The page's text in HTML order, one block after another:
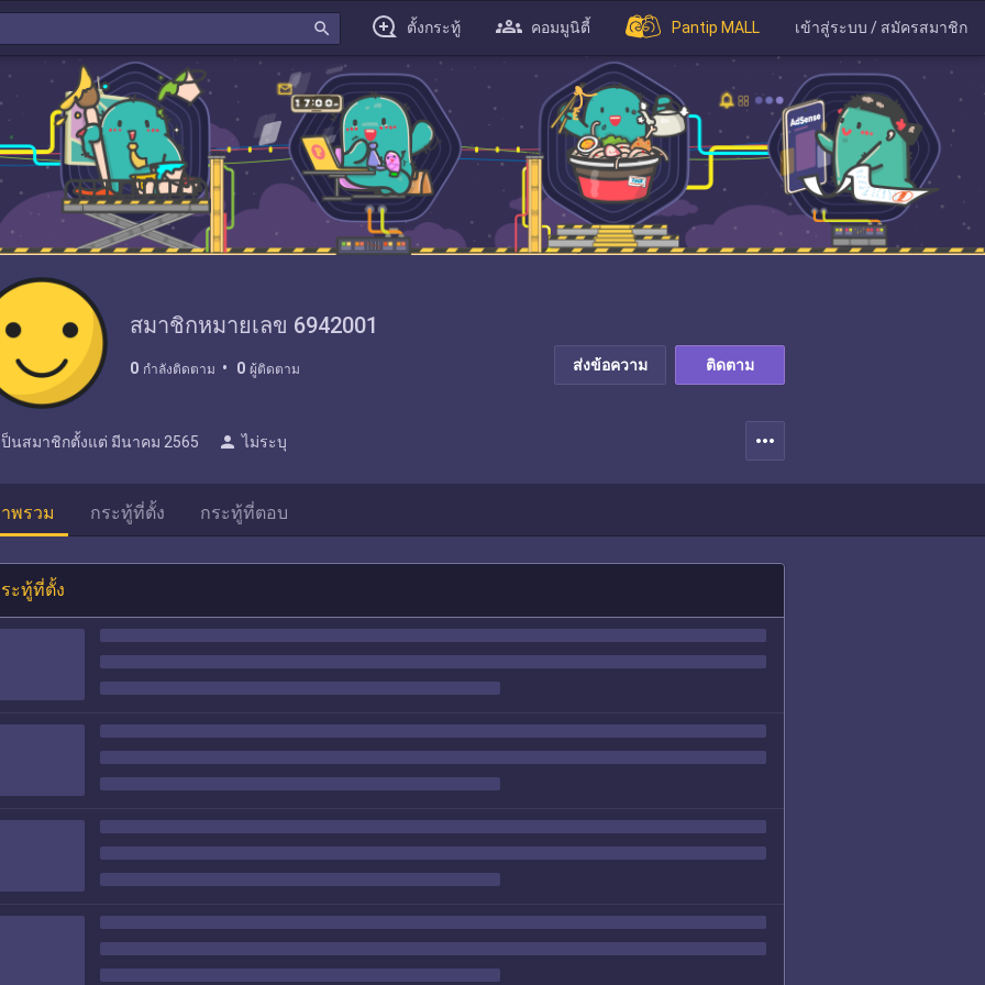
search ตั้งกระทู้ คอมมูนิตี้ Pantip MALL เข้าสู่ระบบ / สมัครสมาชิก
สมาชิกหมายเลข 6942001
0 กำลังติดตาม 0 ผู้ติดตาม ส่งข้อความ ติดตาม
ป็นสมาชิกตั้งแต่ มีนาคม 2565 person ไม่ระบุ more_horiz
พรวม กระทู้ที่ตั้ง กระทู้ที่ตอบ
ะทู้ที่ตั้ง